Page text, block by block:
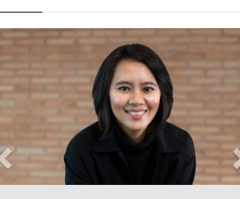
Previous